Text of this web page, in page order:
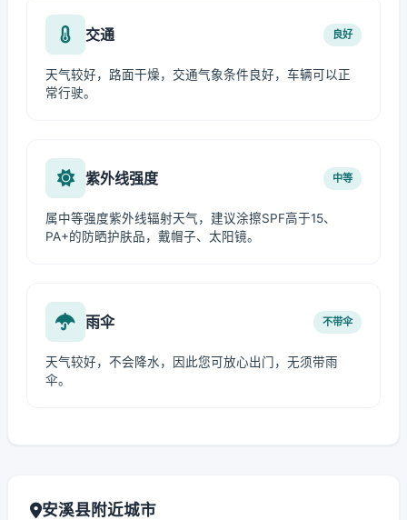
交通 良好
天气较好，路面干燥，交通气象条件良好，车辆可以正
常行驶。
紫外线强度 中等
属中等强度紫外线辐射天气，建议涂擦SPF高于15、
PA+的防晒护肤品，戴帽子、太阳镜。
雨伞 不带伞
天气较好，不会降水，因此您可放心出门，无须带雨
伞。
安溪县附近城市